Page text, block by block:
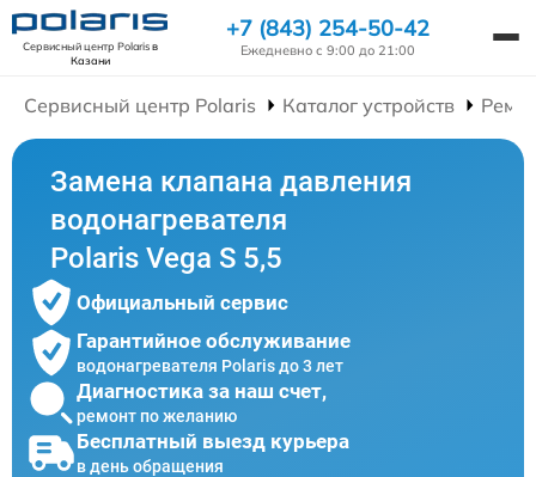
Сервисный центр Polarisв
Казани
+7 (843) 254-50-42
Ежедневно с 9:00 до 21:00
Сервисный центр Polaris Каталог устройств
Замена клапана давления
водонагревателя
Polaris Vega S 5,5
Официальный сервис
Гарантийное обслуживание
водонагревателя Polaris до 3 лет
Диагностика за наш счет,
ремонт по желанию
Бесплатный выезд курьера
в день обращения